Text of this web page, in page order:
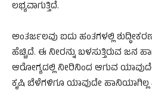
ಲಭ್ಯವಾಗುತ್ತಿದೆ.
ಅಂತರ್ಜಲವು ಐದು ಹಂತಗಳಲ್ಲಿ
ಹೆಚ್ಚಿದೆ. ಈ ನೀರನ್ನು ಬಳಸುತ್ತಿರುವ ಜನ
ಆರೋಗ್ಯದಲ್ಲಿ ನೀರಿನಿಂದ ಆಗುವ
ಕೃಷಿ ಬೆಳೆಗಳಿಗೂ ಯಾವುದೇ